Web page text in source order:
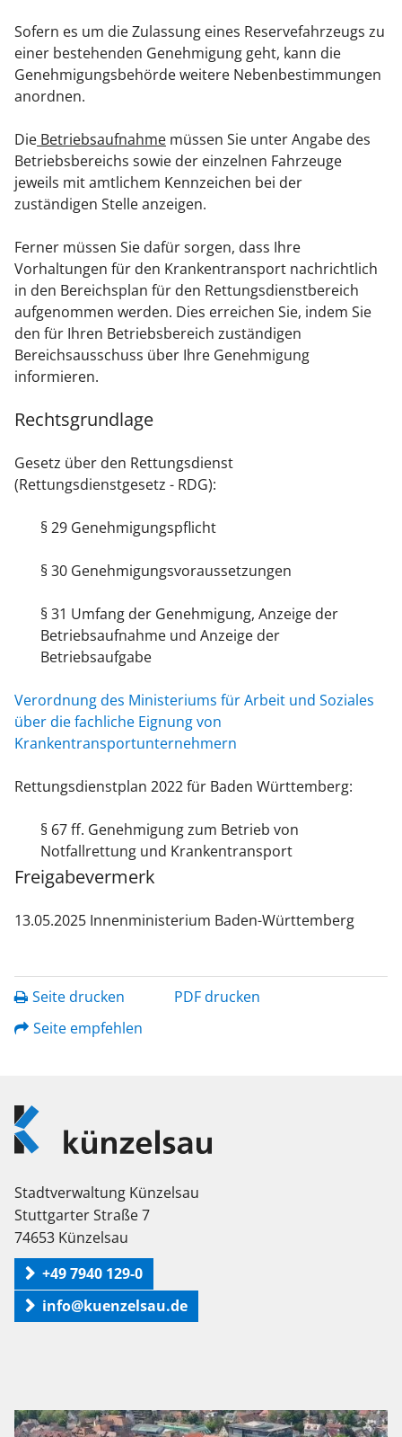
Sofern es um die Zulassung eines Reservefahrzeugs zu
einer bestehenden Genehmigung geht, kann die
Genehmigungsbehörde weitere Nebenbestimmungen
anordnen.
Die Betriebsaufnahme müssen Sie unter Angabe des
Betriebsbereichs sowie der einzelnen Fahrzeuge
jeweils mit amtlichem Kennzeichen bei der
zuständigen Stelle anzeigen.
Ferner müssen Sie dafür sorgen, dass Ihre
Vorhaltungen für den Krankentransport nachrichtlich
in den Bereichsplan für den Rettungsdienstbereich
aufgenommen werden. Dies erreichen Sie, indem Sie
den für Ihren Betriebsbereich zuständigen
Bereichsausschuss über Ihre Genehmigung
informieren.
Rechtsgrundlage
Gesetz über den Rettungsdienst
(Rettungsdienstgesetz - RDG):
§ 29 Genehmigungspflicht
§ 30 Genehmigungsvoraussetzungen
§ 31 Umfang der Genehmigung, Anzeige der
Betriebsaufnahme und Anzeige der
Betriebsaufgabe
Verordnung des Ministeriums für Arbeit und Soziales
über die fachliche Eignung von
Krankentransportunternehmern
Rettungsdienstplan 2022 für Baden Württemberg:
§ 67 ff. Genehmigung zum Betrieb von
Notfallrettung und Krankentransport
Freigabevermerk
13.05.2025 Innenministerium Baden-Württemberg
Seite drucken
PDF drucken
Seite empfehlen
Logo
Künzelsau
Stadtverwaltung Künzelsau
Stuttgarter Straße 7
74653 Künzelsau
+49 7940 129-0
info@kuenzelsau.de